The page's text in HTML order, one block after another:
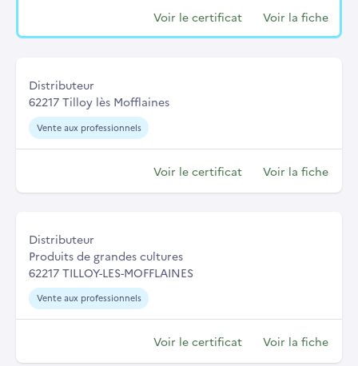
Voir le certificat Voir la fiche
Distributeur
62217 Tilloy lès Mofflaines
Vente aux professionnels
Voir le certificat Voir la fiche
Distributeur
Produits de grandes cultures
62217 TILLOY-LES-MOFFLAINES
Vente aux professionnels
Voir le certificat Voir la fiche